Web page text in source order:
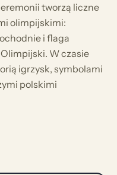
tworzą liczne
olimpijskimi:
i flaga
W czasie
igrzysk, symbolami
polskimi